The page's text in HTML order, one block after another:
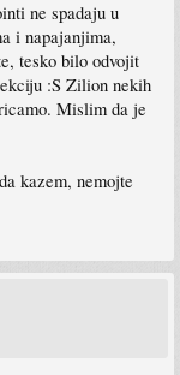
ne spadaju u
i napajanjima,
tesko bilo odvojit
:S Zilion nekih
Mislim da je
kazem, nemojte